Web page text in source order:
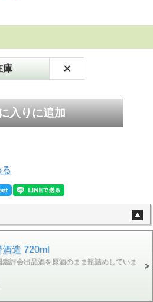
庫 ×
造 720ml
評会出品酒を原酒のまま瓶詰めしていま